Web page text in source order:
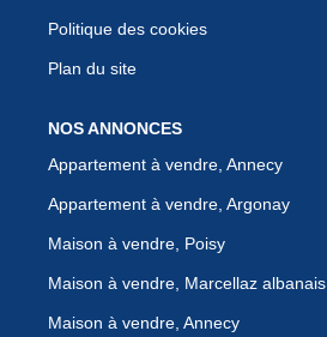
Politique des cookies
Plan du site
NOS ANNONCES
Appartement à vendre, Annecy
Appartement à vendre, Argonay
Maison à vendre, Poisy
Maison à vendre, Marcellaz albanais
Maison à vendre, Annecy